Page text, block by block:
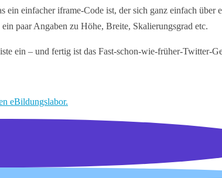
ein einfacher iframe-Code ist, der sich ganz einfach über
paar Angaben zu Höhe, Breite, Skalierungsgrad etc.
ein – und fertig ist das Fast-schon-wie-früher-Twitter-
eBildungslabor.